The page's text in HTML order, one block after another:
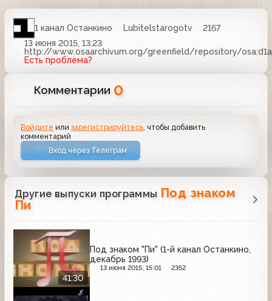
1 канал Останкино Lubitelstarogotv
2167
13 июня 2015, 13:23
http://www.osaarchivum.org/greenfield/repository/
Есть проблема?
Комментарии 0
Войдите илизарегистрируйтесь , чтобы добавить
комментарий
Вход через Телеграм
Другие выпуски программы Под знаком
Пи
41:30
Под знаком "Пи" (1-й канал Останкино,
декабрь 1993)
13 июня 2015, 15:01 2352